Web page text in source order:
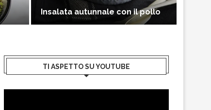
Insalata autunnale con il pollo
TI ASPETTO SU YOUTUBE